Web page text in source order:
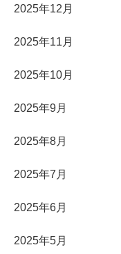
2025年12月
2025年11月
2025年10月
2025年9月
2025年8月
2025年7月
2025年6月
2025年5月